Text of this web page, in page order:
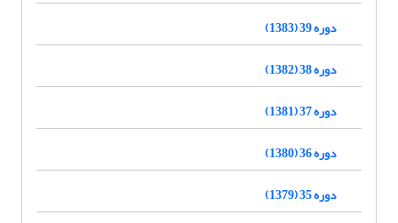
دوره 39 (1383)
دوره 38 (1382)
دوره 37 (1381)
دوره 36 (1380)
دوره 35 (1379)